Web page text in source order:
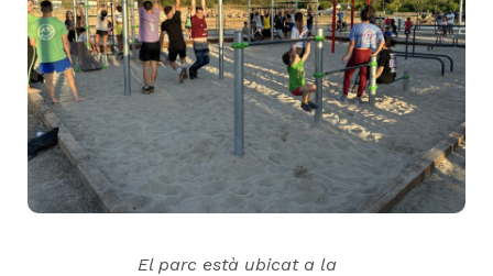
El parc està ubicat a la